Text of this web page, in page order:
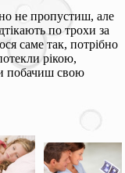
не пропустиш, але
по трохи за
саме так, потрібно
рікою,
побачиш свою